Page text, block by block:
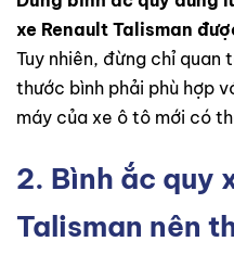
xe Renault Talisman
Tuy nhiên, đừng chỉ quan
thước bình phải phù hợp
máy của xe ô tô mới có
2. Bình ắc quy
Talisman nên